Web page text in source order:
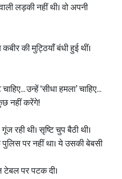
लड़की नहीं थी। वो अपनी
की मुट्ठियाँ बंधी हुई थीं।
उन्हें ‘सीधा हमला’ चाहिए…
नहीं करेंगे!
रही थी। सृष्टि चुप बैठी थी।
पुलिस पर नहीं था। ये उसकी बेबसी
पर पटक दी।